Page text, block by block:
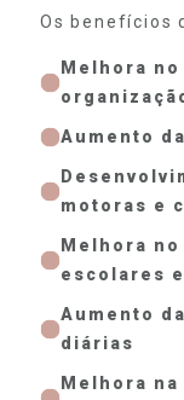
Os benefícios
Melhora
Aumento
motoras e
Melhora
escolares
Aumento
diárias
Melhora